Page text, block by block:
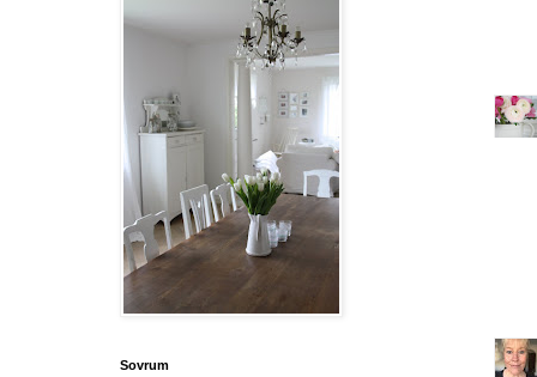
Sovrum